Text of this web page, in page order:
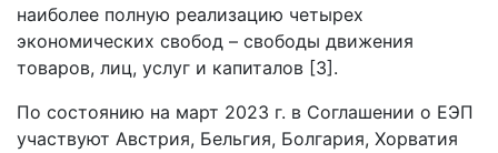
наиболее полную реализацию четырех
экономических свобод – свободы движения
товаров, лиц, услуг и капиталов [3].
По состоянию на март 2023 г. в Соглашении о ЕЭП
участвуют Австрия, Бельгия, Болгария, Хорватия